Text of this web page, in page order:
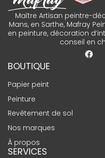
Maître Artisan peintre-
Mans, en Sarthe, Mafray
en peinture, décoration
conseil en
BOUTIQUE
Papier peint
Peinture
Revêtement de sol
Nos marques
À propos
SERVICES